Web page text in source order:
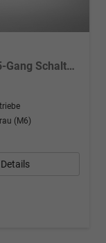
Style (Style) 1.0 TSI 70kW (95 PS) 5-Gang Schaltgetriebe
(M6)
Details